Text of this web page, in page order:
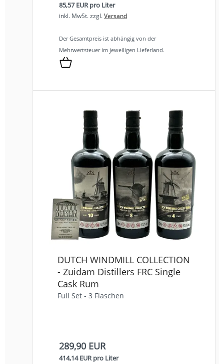
85,57 EUR pro Liter
inkl. MwSt.zzgl.Versand
Der Gesamtpreis ist abhängig von der
Mehrwertsteuer im jeweiligen Lieferland.
DUTCH WINDMILL COLLECTION
- Zuidam Distillers FRC Single
Cask Rum
Full Set - 3 Flaschen
289,90 EUR
414,14 EUR pro Liter